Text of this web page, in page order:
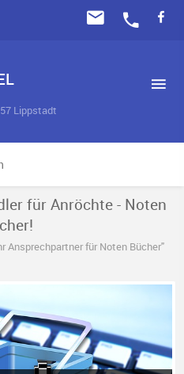
Lippstadt
für Anröchte - Noten
Ansprechpartner für Noten Bücher"